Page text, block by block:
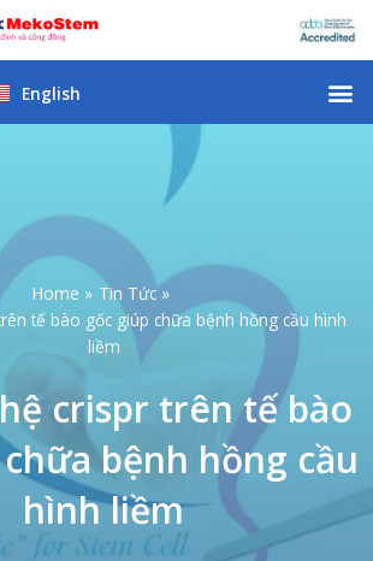
English
Home
Tin Tức
tế bào gốc giúp chữa bệnh hồng cầu hình
liềm
crispr trên tế bào
bệnh hồng cầu
hình liềm